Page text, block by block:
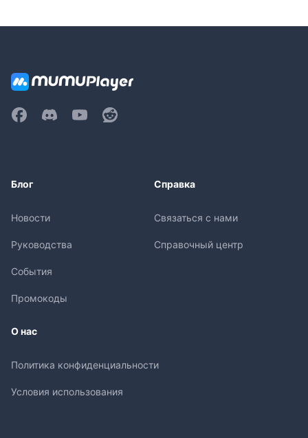
Блог
Новости
Руководства
События
Промокоды
Справка
Связаться с нами
Справочный центр
О нас
Политика конфиденциальности
Условия использования